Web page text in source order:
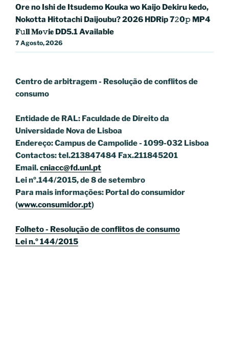
Ore no Ishi de Itsudemo Kouka wo Kaijo Dekiru kedo,
Nokotta Hitotachi Daijoubu? 2026 HDRip 7𝟸0𝚙 MP4
𝐅𝚞𝐥𝐥 𝐌𝐨𝚟𝐢𝐞 DD5.1 Available
7 Agosto, 2026
Centro de arbitragem - Resolução de conflitosde
consumo
Entidade de RAL: Faculdade de Direito da
Universidade Nova de Lisboa
Endereço: Campus de Campolide - 1099-032 Lisboa
Contactos: tel.213847484 Fax.211845201
Email.cniacc@fd.unl.pt
Lei nº.144/2015, de 8 de setembro
Para mais informações: Portal do consumidor
(www.consumidor.pt)
Folheto - Resolução de conflitos de consumo
Lei n.º 144/2015